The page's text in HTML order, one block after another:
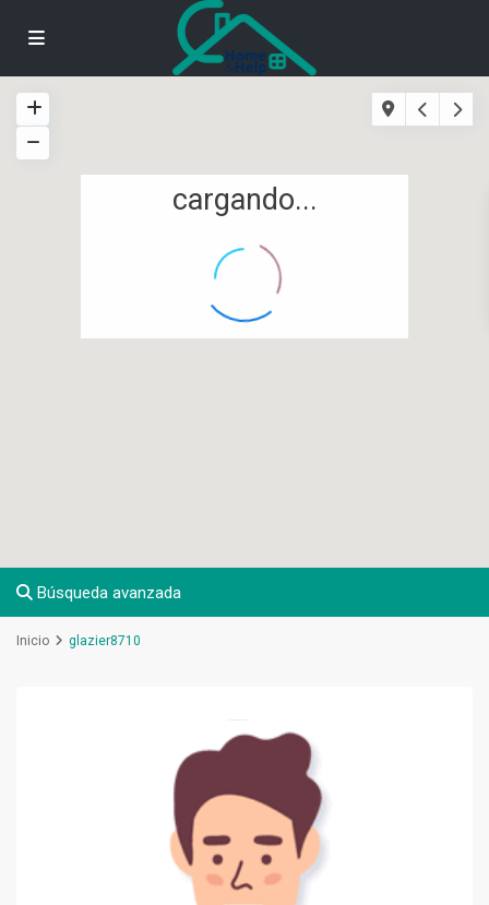
cargando...
Búsqueda avanzada
Inicio glazier8710